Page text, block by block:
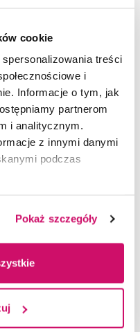
cookie
treści
i
Informacje o tym, jak
partnerom
i analitycznym.
z innymi danymi
podczas
Pokaż szczegóły
i instytucji
dla nauczycieli;
poprzez
(Czechy)